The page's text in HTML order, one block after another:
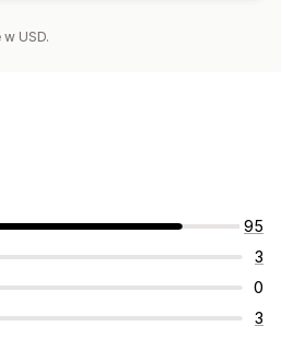
USD.
95
3
0
3